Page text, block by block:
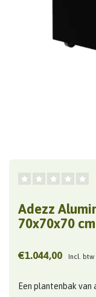
Adezz
70x70x70 cm
€1.044,00 Incl. btw
Een plantenbak van